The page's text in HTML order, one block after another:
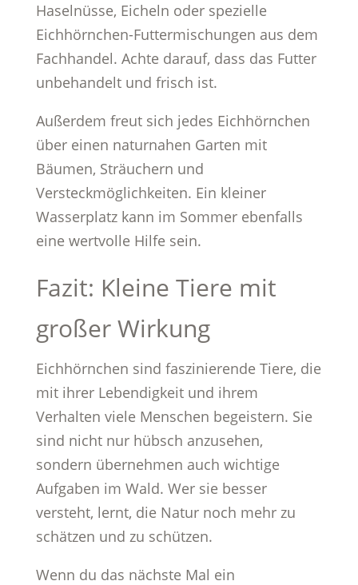
Haselnüsse, Eicheln oder spezielle
Eichhörnchen-Futtermischungen aus dem
Fachhandel. Achte darauf, dass das Futter
unbehandelt und frisch ist.
Außerdem freut sich jedes Eichhörnchen
über einen naturnahen Garten mit
Bäumen, Sträuchern und
Versteckmöglichkeiten. Ein kleiner
Wasserplatz kann im Sommer ebenfalls
eine wertvolle Hilfe sein.
Fazit: Kleine Tiere mit
großer Wirkung
Eichhörnchen sind faszinierende Tiere, die
mit ihrer Lebendigkeit und ihrem
Verhalten viele Menschen begeistern. Sie
sind nicht nur hübsch anzusehen,
sondern übernehmen auch wichtige
Aufgaben im Wald. Wer sie besser
versteht, lernt, die Natur noch mehr zu
schätzen und zu schützen.
Wenn du das nächste Mal ein